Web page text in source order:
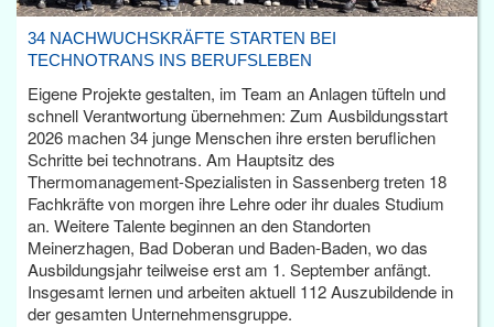
34 NACHWUCHSKRÄFTE STARTEN BEI
TECHNOTRANS INS BERUFSLEBEN
Eigene Projekte gestalten, im Team an Anlagen tüfteln und
schnell Verantwortung übernehmen: Zum Ausbildungsstart
2026 machen 34 junge Menschen ihre ersten beruflichen
Schritte bei technotrans. Am Hauptsitz des
Thermomanagement-Spezialisten in Sassenberg treten 18
Fachkräfte von morgen ihre Lehre oder ihr duales Studium
an. Weitere Talente beginnen an den Standorten
Meinerzhagen, Bad Doberan und Baden-Baden, wo das
Ausbildungsjahr teilweise erst am 1. September anfängt.
Insgesamt lernen und arbeiten aktuell 112 Auszubildende in
der gesamten Unternehmensgruppe.